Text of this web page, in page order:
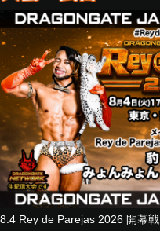
Ryoya Tanaka
Yuki Yoshioka
Luis Mante
Homare
8.4 Rey de Parejas 2026 開幕戦